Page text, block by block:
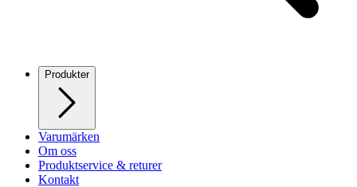
Produkter
Varumärken
Om oss
Produktservice & returer
Kontakt